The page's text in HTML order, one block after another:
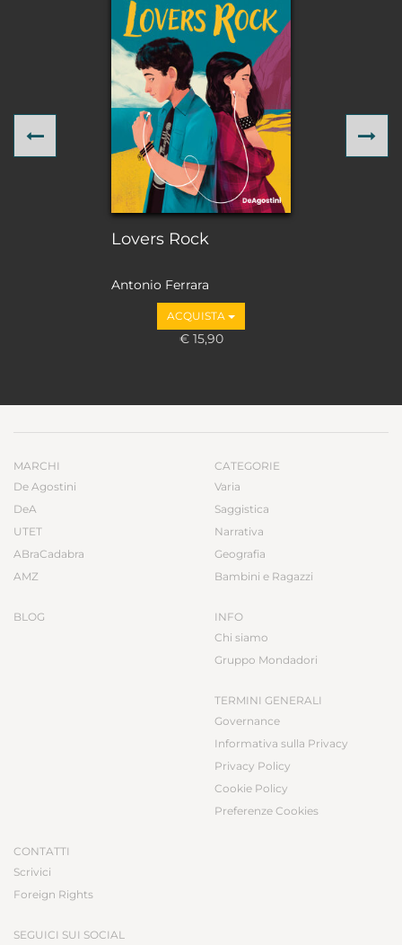
Lovers Rock
Antonio Ferrara
ACQUISTA
€ 15,90
Previous
MARCHI
De Agostini
DeA
UTET
ABraCadabra
AMZ
BLOG
CATEGORIE
Varia
Saggistica
Narrativa
Geografia
Bambini e Ragazzi
INFO
Chi siamo
Gruppo Mondadori
TERMINI GENERALI
Governance
Informativa sulla Privacy
Privacy Policy
Cookie Policy
Preferenze Cookies
CONTATTI
Scrivici
Foreign Rights
SEGUICI SUI SOCIAL